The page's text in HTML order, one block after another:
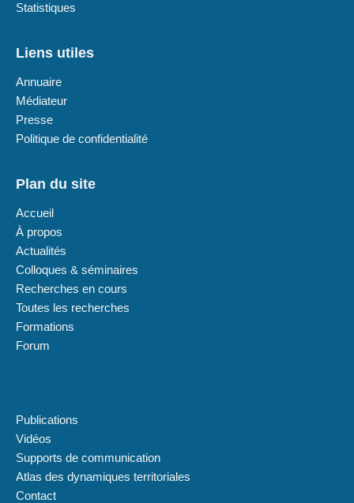
Statistiques
Liens utiles
Annuaire
Médiateur
Presse
Politique de confidentialité
Plan du site
Accueil
À propos
Actualités
Colloques & séminaires
Recherches en cours
Toutes les recherches
Formations
Forum
Publications
Vidéos
Supports de communication
Atlas des dynamiques territoriales
Contact